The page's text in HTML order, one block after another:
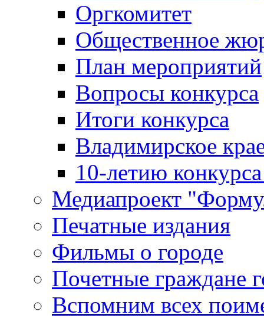
Оргкомитет
Общественное
План мероприятий
Вопросы конкурса
Итоги конкурса
Владимирское
10-летию
Медиапроект
Печатные издания
Фильмы о городе
Почетные граждане
Вспомним всех